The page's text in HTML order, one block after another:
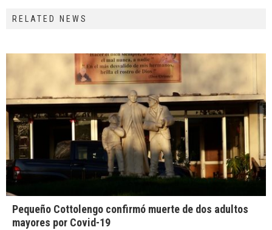
RELATED NEWS
Pequeño Cottolengo confirmó muerte de dos adultos
mayores por Covid-19